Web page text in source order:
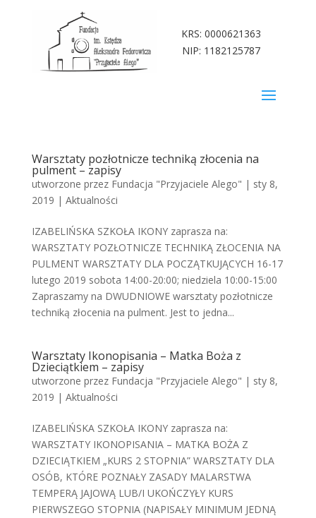
KRS: 0000621363
NIP: 1182125787
Warsztaty pozłotnicze techniką złocenia na
pulment – zapisy
utworzone przez Fundacja "Przyjaciele Alego" | sty 8,
2019 | Aktualności
IZABELIŃSKA SZKOŁA IKONY zaprasza na:
WARSZTATY POZŁOTNICZE TECHNIKĄ ZŁOCENIA NA
PULMENT WARSZTATY DLA POCZĄTKUJĄCYCH 16-17
lutego 2019 sobota 14:00-20:00; niedziela 10:00-15:00
Zapraszamy na DWUDNIOWE warsztaty pozłotnicze
techniką złocenia na pulment. Jest to jedna...
Warsztaty Ikonopisania – Matka Boża z
Dzieciątkiem – zapisy
utworzone przez Fundacja "Przyjaciele Alego" | sty 8,
2019 | Aktualności
IZABELIŃSKA SZKOŁA IKONY zaprasza na:
WARSZTATY IKONOPISANIA – MATKA BOŻA Z
DZIECIĄTKIEM „KURS 2 STOPNIA” WARSZTATY DLA
OSÓB, KTÓRE POZNAŁY ZASADY MALARSTWA
TEMPERĄ JAJOWĄ LUB/I UKOŃCZYŁY KURS
PIERWSZEGO STOPNIA (NAPISAŁY MINIMUM JEDNĄ